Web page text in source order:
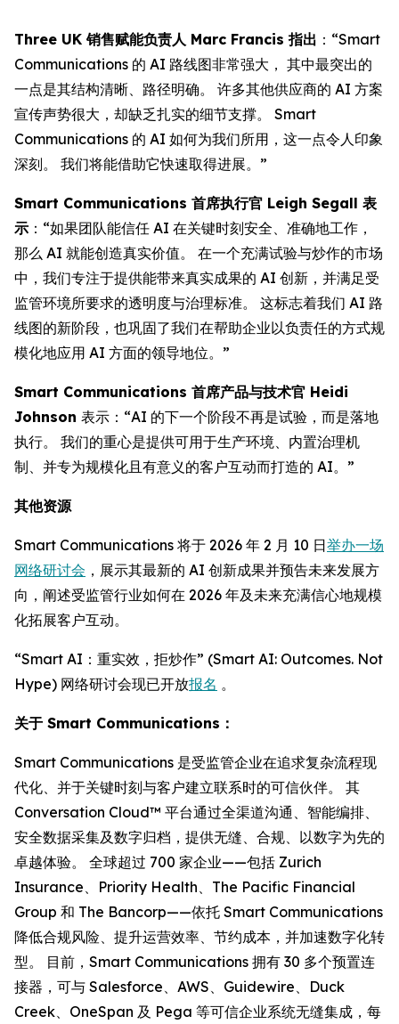
Three UK 销售赋能负责人 Marc Francis 指出 ：“Smart
Communications 的 AI 路线图非常强大， 其中最突出的
一点是其结构清晰、路径明确。 许多其他供应商的 AI 方案
宣传声势很大，却缺乏扎实的细节支撑。 Smart
Communications 的 AI 如何为我们所用，这一点令人印象
深刻。 我们将能借助它快速取得进展。”
Smart Communications 首席执行官 Leigh Segall 表
示 ：“如果团队能信任 AI 在关键时刻安全、准确地工作，
那么 AI 就能创造真实价值。 在一个充满试验与炒作的市场
中，我们专注于提供能带来真实成果的 AI 创新，并满足受
监管环境所要求的透明度与治理标准。 这标志着我们 AI 路
线图的新阶段，也巩固了我们在帮助企业以负责任的方式规
模化地应用 AI 方面的领导地位。”
Smart Communications 首席产品与技术官 Heidi
Johnson 表示：“AI 的下一个阶段不再是试验，而是落地
执行。 我们的重心是提供可用于生产环境、内置治理机
制、并专为规模化且有意义的客户互动而打造的 AI。”
其他资源
Smart Communications 将于 2026 年 2 月 10 日举办一场
网络研讨会 ，展示其最新的 AI 创新成果并预告未来发展方
向，阐述受监管行业如何在 2026 年及未来充满信心地规模
化拓展客户互动。
“Smart AI：重实效，拒炒作” (Smart AI: Outcomes. Not
Hype) 网络研讨会现已开放报名 。
关于 Smart Communications：
Smart Communications 是受监管企业在追求复杂流程现
代化、并于关键时刻与客户建立联系时的可信伙伴。 其
Conversation Cloud™ 平台通过全渠道沟通、智能编排、
安全数据采集及数字归档，提供无缝、合规、以数字为先的
卓越体验。 全球超过 700 家企业——包括 Zurich
Insurance、Priority Health、The Pacific Financial
Group 和 The Bancorp——依托 Smart Communications
降低合规风险、提升运营效率、节约成本，并加速数字化转
型。 目前，Smart Communications 拥有 30 多个预置连
接器，可与 Salesforce、AWS、Guidewire、Duck
Creek、OneSpan 及 Pega 等可信企业系统无缝集成，每